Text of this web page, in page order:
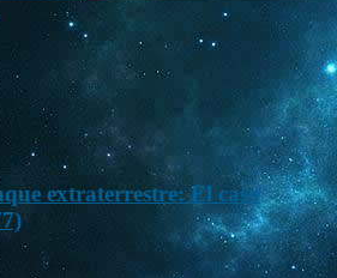
extraterrestre: El caso